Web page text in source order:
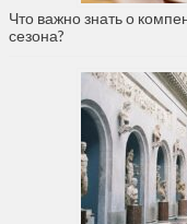
Что важно знать о
сезона?